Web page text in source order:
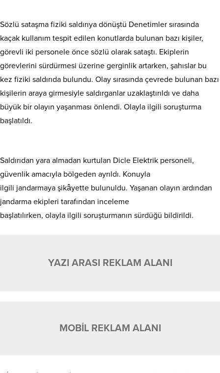
Sözlü sataşma fiziki saldırıya dönüştü Denetimler sırasında
kaçak kullanım tespit edilen konutlarda bulunan bazı kişiler,
görevli iki personele önce sözlü olarak sataştı. Ekiplerin
görevlerini sürdürmesi üzerine gerginlik artarken, şahıslar bu
kez fiziki saldırıda bulundu. Olay sırasında çevrede bulunan bazı
kişilerin araya girmesiyle saldırganlar uzaklaştırıldı ve daha
büyük bir olayın yaşanması önlendi. Olayla ilgili soruşturma
başlatıldı.
Saldırıdan yara almadan kurtulan Dicle Elektrik personeli,
güvenlik amacıyla bölgeden ayrıldı. Konuyla
ilgili jandarmaya şikâyette bulunuldu. Yaşanan olayın ardından
jandarma ekipleri tarafından inceleme
başlatılırken, olayla ilgili soruşturmanın sürdüğü bildirildi.
YAZI ARASI REKLAM ALANI
MOBİL REKLAM ALANI